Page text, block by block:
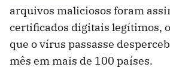
arquivos maliciosos foram
certificados digitais legítimos,
que o vírus passasse
mês em mais de 100 países.